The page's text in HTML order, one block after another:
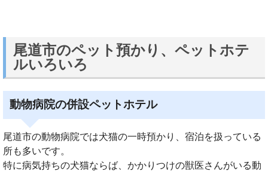
尾道市のペット預かり、ペットホテ
ルいろいろ
動物病院の併設ペットホテル
尾道市の動物病院では犬猫の一時預かり、宿泊を扱っている
所も多いです。
特に病気持ちの犬猫ならば、かかりつけの獣医さんがいる動